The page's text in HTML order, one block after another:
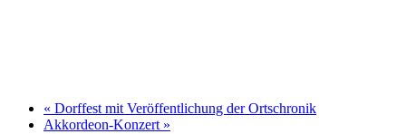
« Dorffest mit Veröffentlichung der Ortschronik
Akkordeon-Konzert »